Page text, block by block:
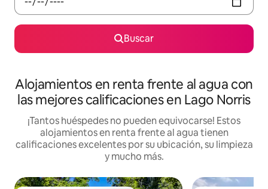
Buscar
Alojamientos en renta frente al agua con
las mejores calificaciones en Lago Norris
¡Tantos huéspedes no pueden equivocarse! Estos
alojamientos en renta frente al agua tienen
calificaciones excelentes por su ubicación, su limpieza
y mucho más.